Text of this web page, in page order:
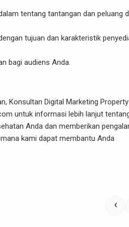
tentang tantangan dan peluang
tujuan dan karakteristik
bagi audiens Anda.
Konsultan Digital Marketing Property
untuk informasi lebih lanjut
Anda dan memberikan
kami dapat membantu Anda
‹